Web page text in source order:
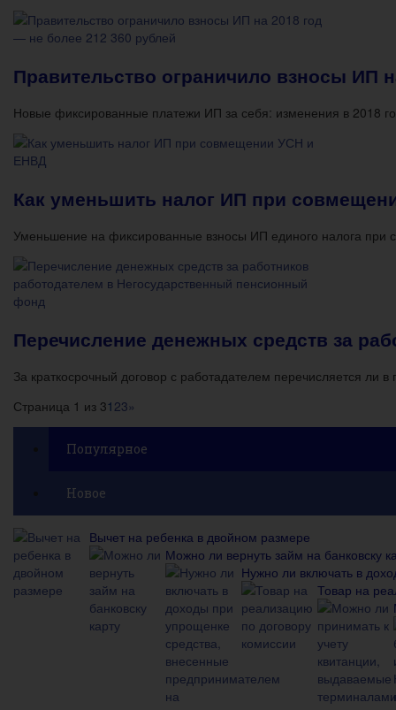
Правительство ограничило взносы ИП
Новые фиксированные платежи ИП за себя: изменения в 2018
Как уменьшить налог ИП при
Уменьшение на фиксированные взносы ИП единого налога
Перечисление денежных средств за
За краткосрочный договор с работадателем перечисляется
Страница 1 из 31 23»
Популярное
Новое
Вычет на ребенка в двойном размере
Можно ли вернуть займ на банковску
Нужно ли включать в
Товар на